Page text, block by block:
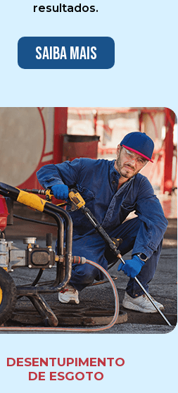
resultados.
Saiba mais
DESENTUPIMENTO
DE ESGOTO